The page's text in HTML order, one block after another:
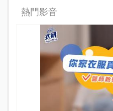
熱門影音